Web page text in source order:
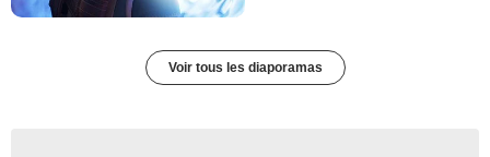
Voir tous les diaporamas